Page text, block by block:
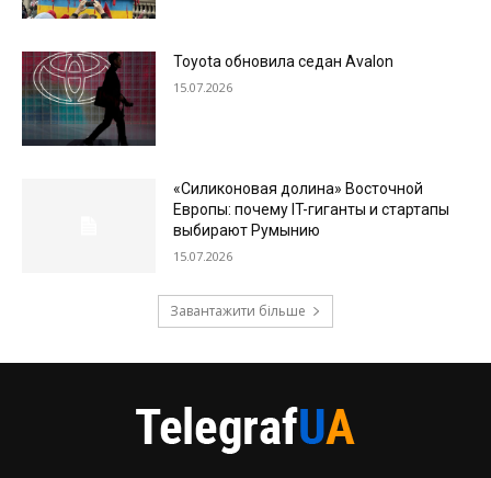
Toyota обновила седан Avalon
15.07.2026
«Силиконовая долина» Восточной
Европы: почему IT-гиганты и стартапы
выбирают Румынию
15.07.2026
Завантажити більше